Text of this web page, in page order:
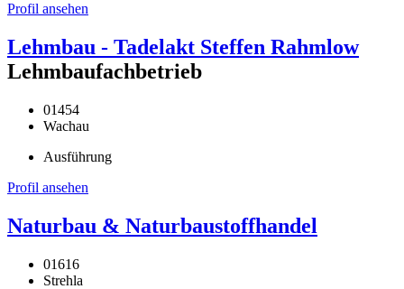
Profil ansehen
Lehmbau - Tadelakt Steffen Rahmlow
Lehmbaufachbetrieb
01454
Wachau
Ausführung
Profil ansehen
Naturbau & Naturbaustoffhandel
01616
Strehla